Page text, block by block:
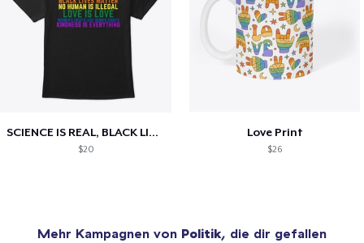
SCIENCE IS REAL, BLACK LIVES MATTER
$20
Love Print
$26
Mehr Kampagnen von Politik, die dir gefallen